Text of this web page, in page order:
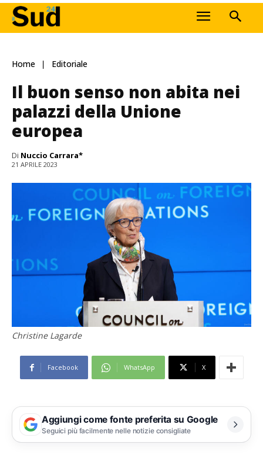
Home Editoriale
Il buon senso non abita nei
palazzi della Unione
europea
Di Nuccio Carrara*
21 APRILE 2023
Christine Lagarde
Facebook WhatsApp X
Aggiungi come fonte preferita su Google
Seguici più facilmente nelle notizie consigliate